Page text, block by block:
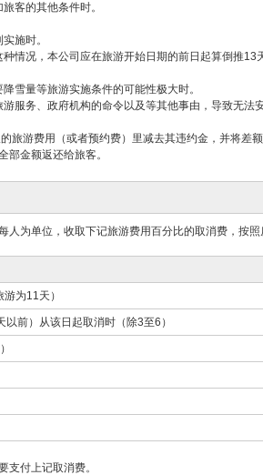
客的其他条件时。
施时。
情况，本公司应在旅游开始日期的前日起算倒推13
雪量等旅游实施条件的可能性极大时。
服务、政府机构的命令以及等其他事由，导致无法
旅游费用（或者预约费）里减去其违约金，并将差
部金额返还给旅客。
为单位，收取下记旅游费用百分比的取消费，按照
为11天）
前）从该日起取消时（除3至6）
支付上记取消费。